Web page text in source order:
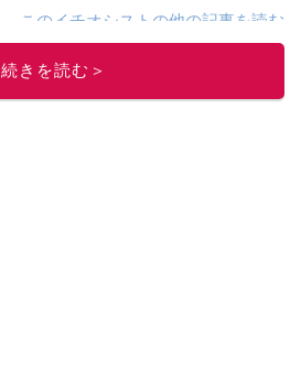
このイチオシストの他の記事を読む
続きを読む＞